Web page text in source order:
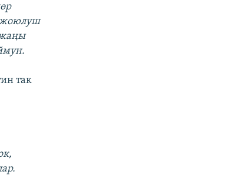
жоюлуш
жаңы
так